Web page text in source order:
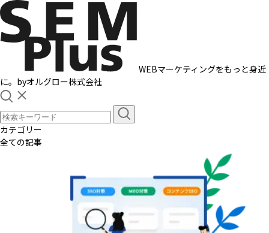
WEBマーケティングをもっと身近
に。 byオルグロー株式会社
カテゴリー
全ての記事